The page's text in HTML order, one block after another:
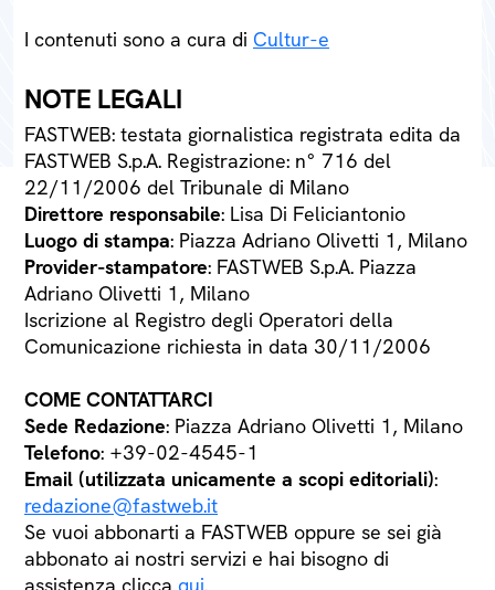
I contenuti sono a cura di Cultur-e
NOTE LEGALI
FASTWEB: testata giornalistica registrata edita da
FASTWEB S.p.A. Registrazione: n° 716 del
22/11/2006 del Tribunale di Milano
Direttore responsabile: Lisa Di Feliciantonio
Luogo di stampa: Piazza Adriano Olivetti 1, Milano
Provider-stampatore: FASTWEB S.p.A. Piazza
Adriano Olivetti 1, Milano
Iscrizione al Registro degli Operatori della
Comunicazione richiesta in data 30/11/2006
COME CONTATTARCI
Sede Redazione: Piazza Adriano Olivetti 1, Milano
Telefono: +39-02-4545-1
Email (utilizzata unicamente a scopi editoriali):
redazione@fastweb.it
Se vuoi abbonarti a FASTWEB oppure se sei già
abbonato ai nostri servizi e hai bisogno di